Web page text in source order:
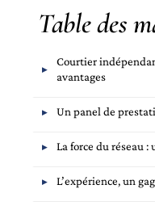
Table des
Courtier
avantages
Un panel de
La force du réseau
L’expérience, un